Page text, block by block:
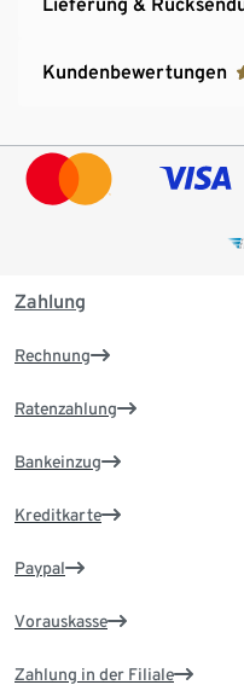
Kundenbewertungen
Zahlung
Rechnung
Ratenzahlung
Bankeinzug
Kreditkarte
Paypal
Vorauskasse
Zahlung in der Filiale